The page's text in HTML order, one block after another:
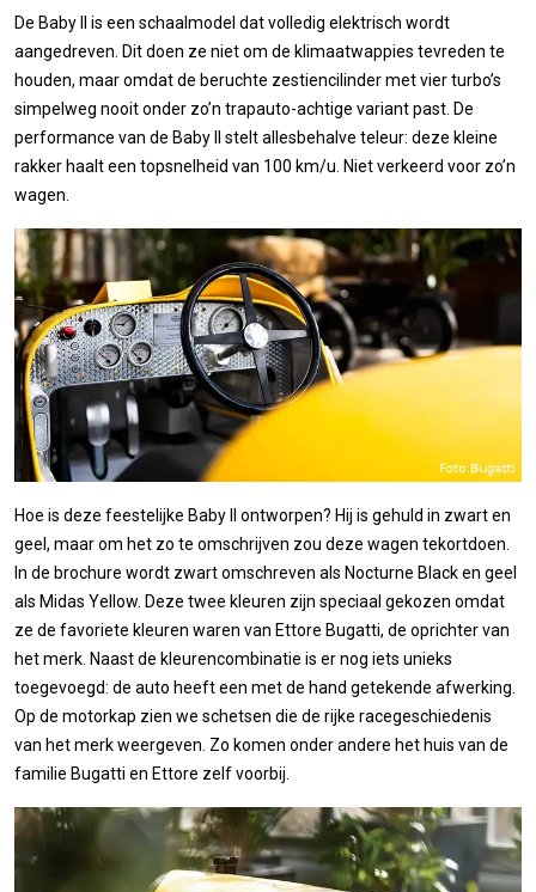
De Baby II is een schaalmodel dat volledig elektrisch wordt
aangedreven. Dit doen ze niet om de klimaatwappies tevreden te
houden, maar omdat de beruchte zestiencilinder met vier turbo’s
simpelweg nooit onder zo’n trapauto-achtige variant past. De
performance van de Baby II stelt allesbehalve teleur: deze kleine
rakker haalt een topsnelheid van 100 km/u. Niet verkeerd voor zo’n
wagen.
Hoe is deze feestelijke Baby II ontworpen? Hij is gehuld in zwart en
geel, maar om het zo te omschrijven zou deze wagen tekortdoen.
In de brochure wordt zwart omschreven als Nocturne Black en geel
als Midas Yellow. Deze twee kleuren zijn speciaal gekozen omdat
ze de favoriete kleuren waren van Ettore Bugatti, de oprichter van
het merk. Naast de kleurencombinatie is er nog iets unieks
toegevoegd: de auto heeft een met de hand getekende afwerking.
Op de motorkap zien we schetsen die de rijke racegeschiedenis
van het merk weergeven. Zo komen onder andere het huis van de
familie Bugatti en Ettore zelf voorbij.